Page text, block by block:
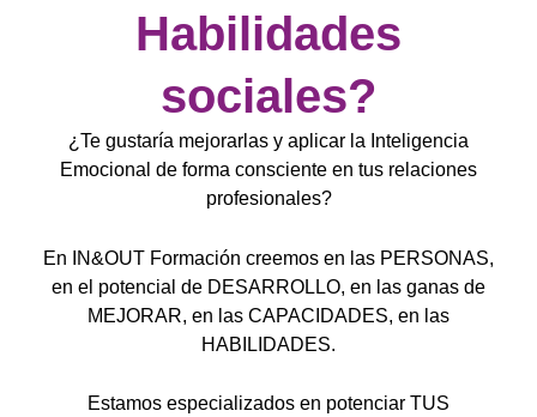
Habilidades
sociales?
¿Te gustaría mejorarlas y aplicar la Inteligencia
Emocional de forma consciente en tus relaciones
profesionales?
En IN&OUT Formación creemos en las PERSONAS,
en el potencial de DESARROLLO, en las ganas de
MEJORAR, en las CAPACIDADES, en las
HABILIDADES.
Estamos especializados en potenciar TUS